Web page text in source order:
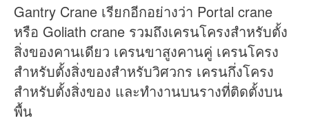
Gantry Crane เรียกอีกอย่างว่า Portal crane
หรือ Goliath crane รวมถึงเครนโครงสำหรับตั้ง
สิ่งของคานเดียว เครนขาสูงคานคู่ เครนโครง
สำหรับตั้งสิ่งของสำหรับวิศวกร เครนกึ่งโครง
สำหรับตั้งสิ่งของ และทำงานบนรางที่ติดตั้งบน
พื้น